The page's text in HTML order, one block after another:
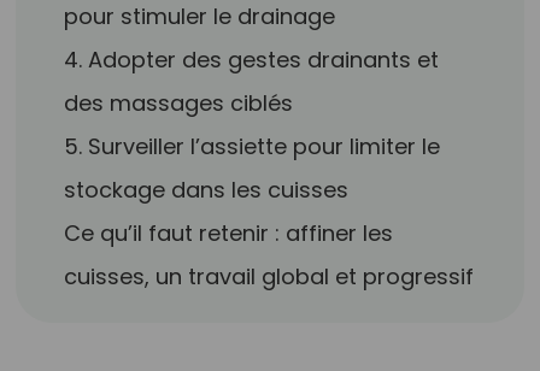
pour stimuler le drainage
4. Adopter des gestes drainants et
des massages ciblés
5. Surveiller l’assiette pour limiter le
stockage dans les cuisses
Ce qu’il faut retenir : affiner les
cuisses, un travail global et progressif